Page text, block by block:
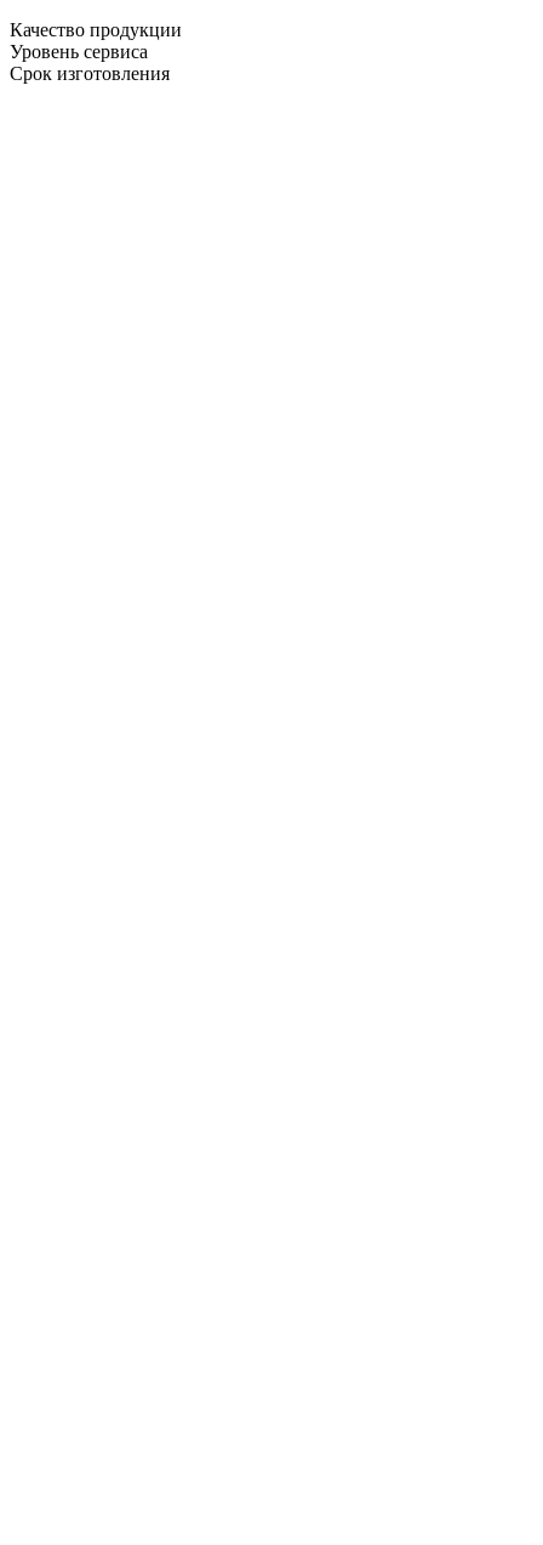
Качество продукции
Уровень сервиса
Срок изготовления